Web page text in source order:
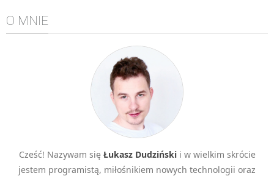
Algorytmy wyszukiwania
Inne
C++
Elementarz Java
Pascal
O MNIE
Cześć! Nazywam się Łukasz Dudzińskii w wielkim skrócie
jestem programistą, miłośnikiem nowych technologii oraz